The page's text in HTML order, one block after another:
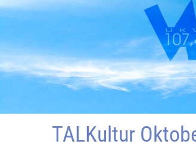
TALKultur